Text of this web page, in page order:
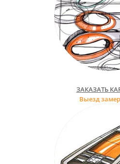
ЗАКАЗАТЬ
Выезд